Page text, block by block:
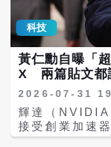
陽能板進口紀
爾及利亞、尚
亞、安哥拉、
國等國家，進口
言，非洲自中
15GW，比前
其中，奈及利
中國太陽能設
增33倍；尚比
多個撒哈拉以
百業最強大的
直擊企業 AI
高、技術門檻高 隨著生成式 AI 與大型語言
型（LLMs）全
擁抱 AI 時，往往
全與隱私危機
期依賴雲端
量暴增而失控。 導入門檻高與部署耗時：
體選型、模型
科技
黃仁勳自曝「
X 兩篇貼文都
2026-07-31
輝達（NVIDIA
接受創業加速
訪，分享對人